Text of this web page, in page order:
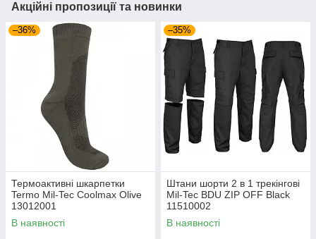
Акційні пропозиції та новинки
–36%
Термоактивні шкарпетки
Termo Mil-Tec Coolmax Olive
13012001
В наявності
–35%
Штани шорти 2 в 1 трекінгові
Mil-Tec BDU ZIP OFF Black
11510002
В наявності